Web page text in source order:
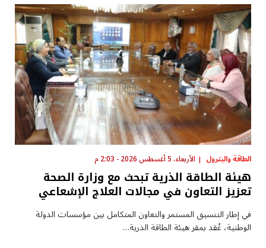
الطاقة والبترول الأربعاء، 5 أغسطس 2026 - 2:03 م
هيئة الطاقة الذرية تبحث مع وزارة الصحة
تعزيز التعاون في مجالات العلاج الإشعاعي
في إطار التنسيق المستمر والتعاون المتكامل بين مؤسسات الدولة
الوطنية، عُقد بمقر هيئة الطاقة الذرية…